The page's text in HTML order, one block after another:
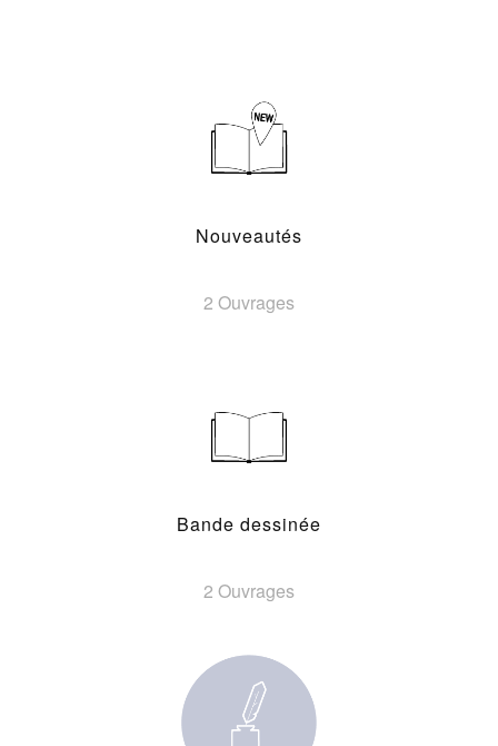
Nouveautés
2 Ouvrages
Bande dessinée
2 Ouvrages